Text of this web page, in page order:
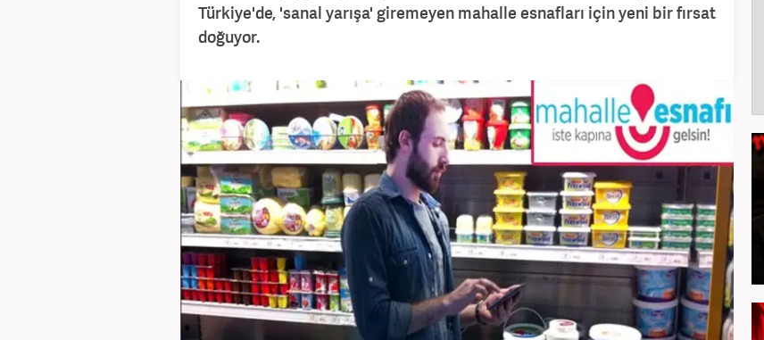
Türkiye'de, 'sanal yarışa' giremeyen mahalle esnafları için yeni bir fırsat
doğuyor.